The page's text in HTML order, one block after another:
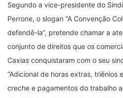
Segundo a vice-presidente do
Perrone, o slogan “A Convenção
defendê-la”, pretende chamar a
conjunto de direitos que os
Caxias conquistaram com o seu
“Adicional de horas extras, triênios
creche e pagamentos do trabalho